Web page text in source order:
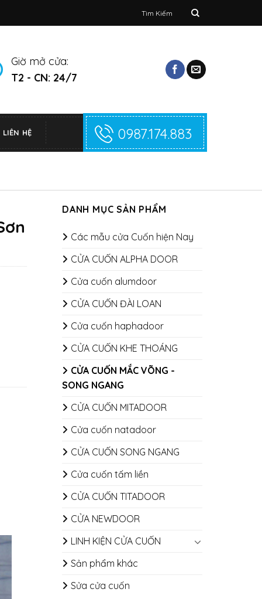
kiếm:
Giờ mở cửa:
T2 - CN: 24/7
LIÊN HỆ 0987.174.883
DANH MỤC SẢN PHẨM
Các mẫu cửa Cuốn hiện Nay
CỬA CUỐN ALPHA DOOR
Cửa cuốn alumdoor
CỬA CUỐN ĐÀI LOAN
Cửa cuốn haphadoor
CỬA CUỐN KHE THOÁNG
CỬA CUỐN MẮC VÕNG -
SONG NGANG
CỬA CUỐN MITADOOR
Cửa cuốn natadoor
CỬA CUỐN SONG NGANG
Cửa cuốn tấm liền
CỬA CUỐN TITADOOR
CỬA NEWDOOR
LINH KIỆN CỬA CUỐN
Sản phẩm khác
Sửa cửa cuốn